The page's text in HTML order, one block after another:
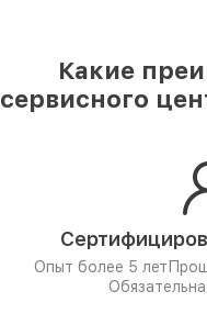
Какие
сервисного
Опыт более 5 лет